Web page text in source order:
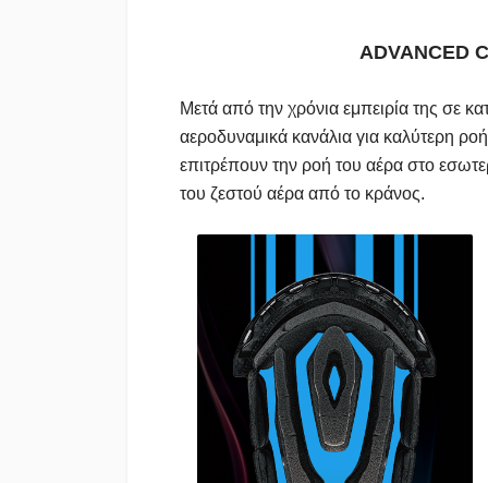
ADVANCED
Μετά από την χρόνια εμπειρία της σε
αεροδυναμικά κανάλια για καλύτερη
επιτρέπουν την ροή του αέρα στο
του ζεστού αέρα